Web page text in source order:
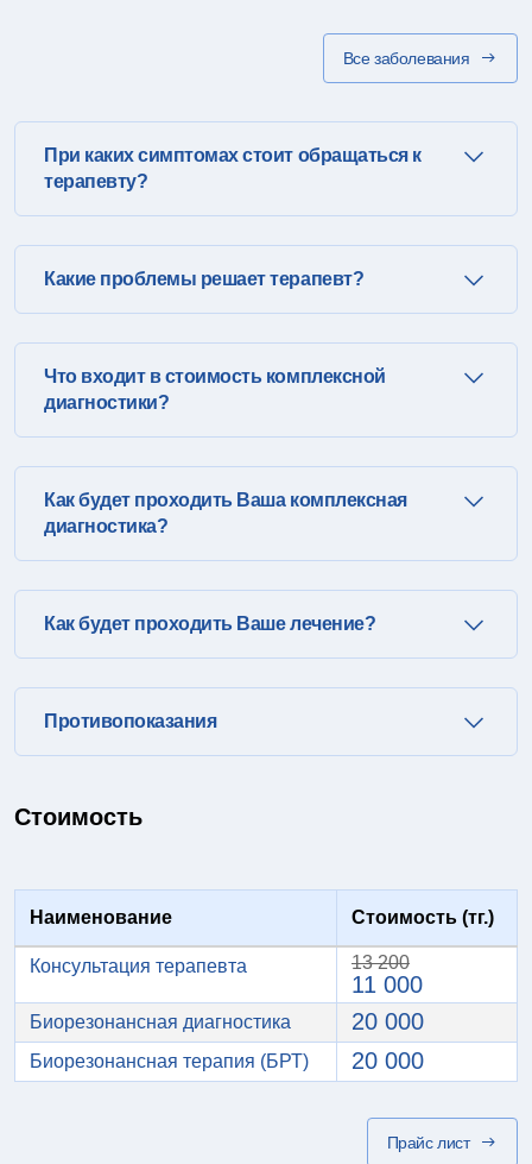
Все заболевания
При каких симптомах стоит обращаться к
терапевту?
Какие проблемы решает терапевт?
Что входит в стоимость комплексной
диагностики?
Как будет проходить Ваша комплексная
диагностика?
Как будет проходить Ваше лечение?
Противопоказания
Стоимость
Наименование Стоимость (тг.)
Консультация терапевта 13 200
11 000
Биорезонансная диагностика 20 000
Биорезонансная терапия (БРТ) 20 000
Прайс лист